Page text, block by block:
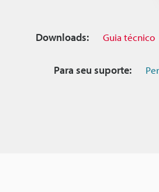
Downloads: Guia técnico
Para seu suporte: